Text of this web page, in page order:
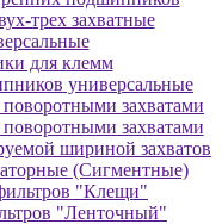
трех захватные
для клемм
универсальные
захватами
захватами
шириной захватов
(Сигментные)
"Клещи"
"Ленточный"